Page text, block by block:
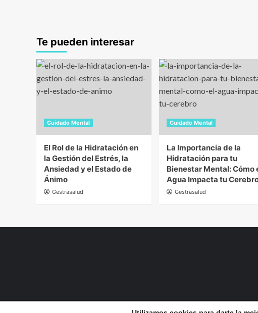
Te pueden interesar
Cuidado Mental
El Rol de la Hidratación en
la Gestión del Estrés, la
Ansiedad y el Estado de
Ánimo
Gestrasalud
Cuidado Mental
La Importancia de la
Hidratación para tu
Bienestar Mental: Cómo
Agua Impacta tu
Gestrasalud